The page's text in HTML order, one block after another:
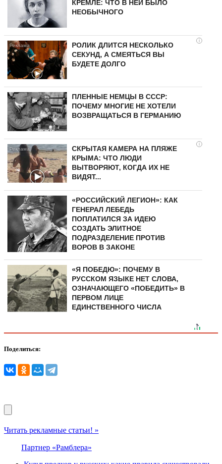
КРЕМЛЕ: ЧТО В НЕЙ БЫЛО
НЕОБЫЧНОГО
i
РОЛИК ДЛИТСЯ НЕСКОЛЬКО
СЕКУНД, А СМЕЯТЬСЯ ВЫ
БУДЕТЕ ДОЛГО
ПЛЕННЫЕ НЕМЦЫ В СССР:
ПОЧЕМУ МНОГИЕ НЕ ХОТЕЛИ
ВОЗВРАЩАТЬСЯ В ГЕРМАНИЮ
i
СКРЫТАЯ КАМЕРА НА ПЛЯЖЕ
КРЫМА: ЧТО ЛЮДИ
ВЫТВОРЯЮТ, КОГДА ИХ НЕ
ВИДЯТ...
«РОССИЙСКИЙ ЛЕГИОН»: КАК
ГЕНЕРАЛ ЛЕБЕДЬ
ПОПЛАТИЛСЯ ЗА ИДЕЮ
СОЗДАТЬ ЭЛИТНОЕ
ПОДРАЗДЕЛЕНИЕ ПРОТИВ
ВОРОВ В ЗАКОНЕ
«Я ПОБЕДЮ»: ПОЧЕМУ В
РУССКОМ ЯЗЫКЕ НЕТ СЛОВА,
ОЗНАЧАЮЩЕГО «ПОБЕДИТЬ» В
ПЕРВОМ ЛИЦЕ
ЕДИНСТВЕННОГО ЧИСЛА
Поделиться:
Читать рекламные статьи! »
Партнер «Рамблера»